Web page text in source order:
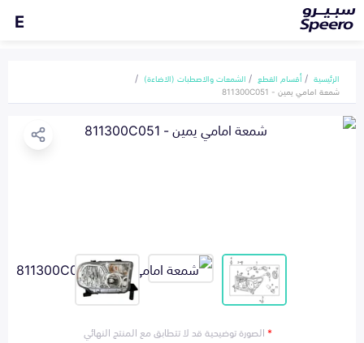
E
الرئيسية أقسام القطع
الشمعات والاصطبات (الاضاءة)
شمعة امامي يمين - 811300C051
*الصورة توضيحية قد لا تتطابق مع المنتج النهائي